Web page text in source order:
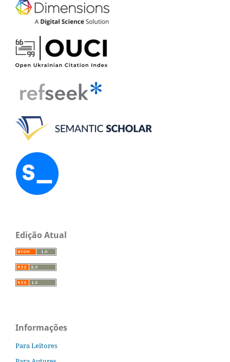
Edição Atual
Informações
Para Leitores